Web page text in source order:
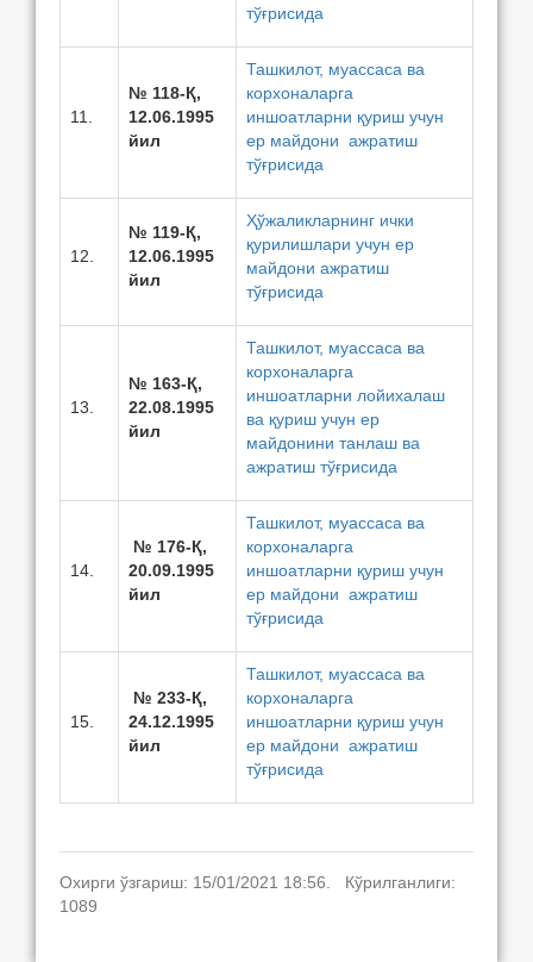
тўғрисида
11.
№ 118-Қ,
12.06.1995
йил
Ташкилот, муассаса ва
корхоналарга
иншоатларни қуриш учун
ер майдони ажратиш
тўғрисида
12.
№ 119-Қ,
12.06.1995
йил
Ҳўжаликларнинг ички
қурилишлари учун ер
майдони ажратиш
тўғрисида
13.
№ 163-Қ,
22.08.1995
йил
Ташкилот, муассаса ва
корхоналарга
иншоатларни лойихалаш
ва қуриш учун ер
майдонини танлаш ва
ажратиш тўғрисида
14.
№ 176-Қ,
20.09.1995
йил
Ташкилот, муассаса ва
корхоналарга
иншоатларни қуриш учун
ер майдони ажратиш
тўғрисида
15.
№ 233-Қ,
24.12.1995
йил
Ташкилот, муассаса ва
корхоналарга
иншоатларни қуриш учун
ер майдони ажратиш
тўғрисида
Охирги ўзгариш: 15/01/2021 18:56. Кўрилганлиги:
1089